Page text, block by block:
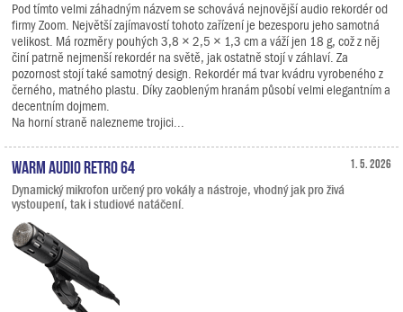
Pod tímto velmi záhadným názvem se schovává nejnovější audio rekordér od
firmy Zoom. Největší zajímavostí tohoto zařízení je bezesporu jeho samotná
velikost. Má rozměry pouhých 3,8 × 2,5 × 1,3 cm a váží jen 18 g, což z něj
činí patrně nejmenší rekordér na světě, jak ostatně stojí v záhlaví. Za
pozornost stojí také samotný design. Rekordér má tvar kvádru vyrobeného z
černého, matného plastu. Díky zaobleným hranám působí velmi elegantním a
decentním dojmem.
Na horní straně nalezneme trojici...
1. 5. 2026
Warm Audio Retro 64
Dynamický mikrofon určený pro vokály a nástroje, vhodný jak pro živá
vystoupení, tak i studiové natáčení.